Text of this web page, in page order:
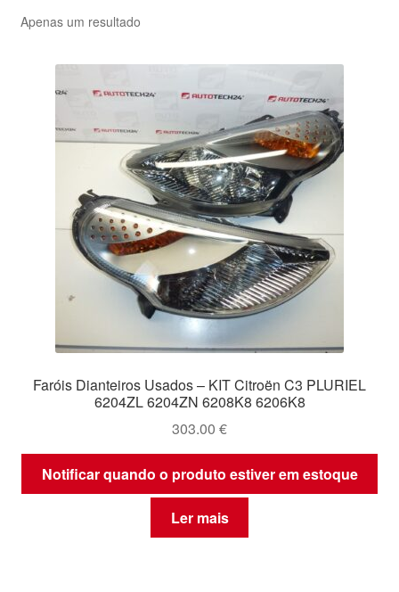
Apenas um resultado
Faróis Dianteiros Usados – KIT Citroën C3 PLURIEL
6204ZL 6204ZN 6208K8 6206K8
303.00 €
Notificar quando o produto estiver em estoque
Ler mais